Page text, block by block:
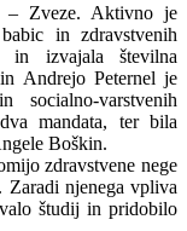
– Zveze. Aktivno je
in zdravstvenih
in izvajala številna
Andrejo Peternel je
socialno-varstvenih
mandata, ter bila
Boškin.
zdravstvene nege
Zaradi njenega vpliva
študij in pridobilo